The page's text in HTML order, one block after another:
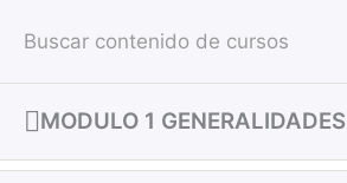
contenido
MODULO 1 GENERALIDADES